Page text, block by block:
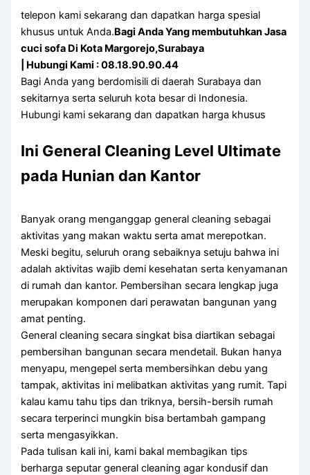
telepon kami sekarang dan dapatkan harga spesial
khusus untuk Anda.Bagi Anda Yang membutuhkan Jasa
cuci sofa Di Kota Margorejo,Surabaya
| Hubungi Kami : 08.18.90.90.44
Bagi Anda yang berdomisili di daerah Surabaya dan
sekitarnya serta seluruh kota besar di Indonesia.
Hubungi kami sekarang dan dapatkan harga khusus
Ini General Cleaning Level Ultimate
pada Hunian dan Kantor
Banyak orang menganggap general cleaning sebagai
aktivitas yang makan waktu serta amat merepotkan.
Meski begitu, seluruh orang sebaiknya setuju bahwa ini
adalah aktivitas wajib demi kesehatan serta kenyamanan
di rumah dan kantor. Pembersihan secara lengkap juga
merupakan komponen dari perawatan bangunan yang
amat penting.
General cleaning secara singkat bisa diartikan sebagai
pembersihan bangunan secara mendetail. Bukan hanya
menyapu, mengepel serta membersihkan debu yang
tampak, aktivitas ini melibatkan aktivitas yang rumit. Tapi
kalau kamu tahu tips dan triknya, bersih-bersih rumah
secara terperinci mungkin bisa bertambah gampang
serta mengasyikkan.
Pada tulisan kali ini, kami bakal membagikan tips
berharga seputar general cleaning agar kondusif dan